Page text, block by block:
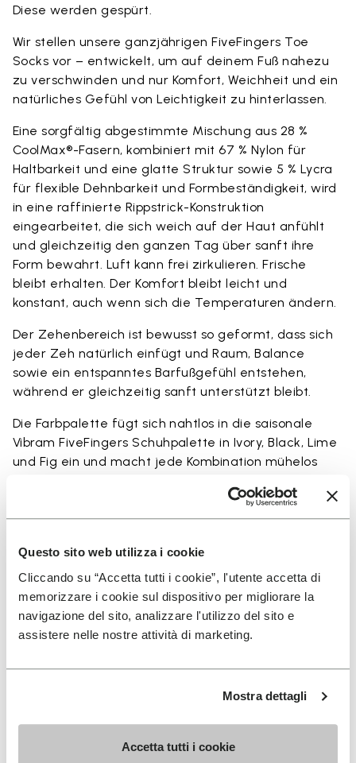
Questo sito web utilizza i cookie
Cliccando su “Accetta tutti i cookie”, l'utente accetta di
memorizzare i cookie sul dispositivo per migliorare la
navigazione del sito, analizzare l'utilizzo del sito e
assistere nelle nostre attività di marketing.
Mostra dettagli
Accetta tutti i cookie
Diese werden gespürt.
Wir stellen unsere ganzjährigen FiveFingers Toe
Socks vor – entwickelt, um auf deinem Fuß nahezu
zu verschwinden und nur Komfort, Weichheit und ein
natürliches Gefühl von Leichtigkeit zu hinterlassen.
Eine sorgfältig abgestimmte Mischung aus 28 %
CoolMax®-Fasern, kombiniert mit 67 % Nylon für
Haltbarkeit und eine glatte Struktur sowie 5 % Lycra
für flexible Dehnbarkeit und Formbeständigkeit, wird
in eine raffinierte Rippstrick-Konstruktion
eingearbeitet, die sich weich auf der Haut anfühlt
und gleichzeitig den ganzen Tag über sanft ihre
Form bewahrt. Luft kann frei zirkulieren. Frische
bleibt erhalten. Der Komfort bleibt leicht und
konstant, auch wenn sich die Temperaturen ändern.
Der Zehenbereich ist bewusst so geformt, dass sich
jeder Zeh natürlich einfügt und Raum, Balance
sowie ein entspanntes Barfußgefühl entstehen,
während er gleichzeitig sanft unterstützt bleibt.
Die Farbpalette fügt sich nahtlos in die saisonale
Vibram FiveFingers Schuhpalette in Ivory, Black, Lime
und Fig ein und macht jede Kombination mühelos
Höhen vom oberen Bündchen bis zur Ferse: 17 CM
MELDEN SIE SICH AN UND VERPASSEN SIE NICHT